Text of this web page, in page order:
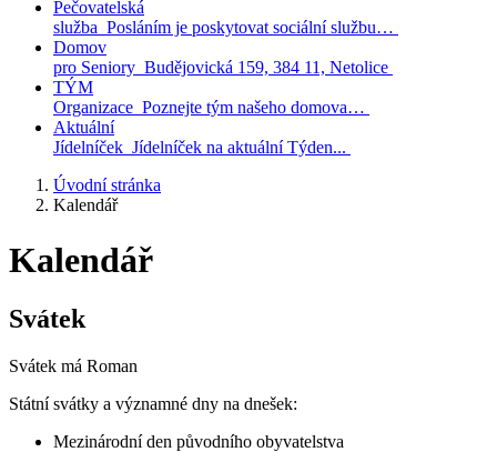
Pečovatelská
služba Posláním je poskytovat sociální službu…
Domov
pro Seniory Budějovická 159, 384 11, Netolice
TÝM
Organizace Poznejte tým našeho domova…
Aktuální
Jídelníček Jídelníček na aktuální Týden...
Úvodní stránka
Kalendář
Kalendář
Svátek
Svátek má Roman
Státní svátky a významné dny na dnešek:
Mezinárodní den původního obyvatelstva